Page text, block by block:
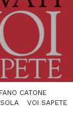
CATONE
VOI SAPETE